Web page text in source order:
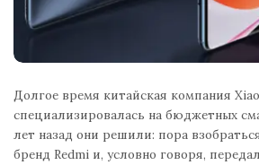
Долгое время китайская компания
специализировалась на бюджетных
лет назад они решили: пора
бренд Redmi и, условно говоря,